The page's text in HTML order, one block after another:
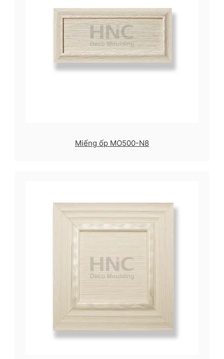
Miếng ốp MO500-N8